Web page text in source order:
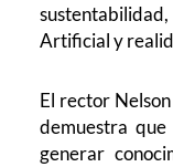
Artificial y
El rector
demuestra que
generar